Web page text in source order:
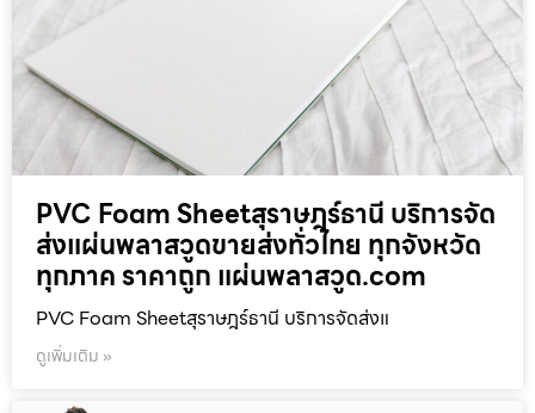
PVC Foam Sheetสุราษฎร์ธานี บริการจัด
ส่งแผ่นพลาสวูดขายส่งทั่วไทย ทุกจังหวัด
ทุกภาค ราคาถูก แผ่นพลาสวูด.com
PVC Foam Sheetสุราษฎร์ธานี บริการจัดส่งแ
ดูเพิ่มเติม »